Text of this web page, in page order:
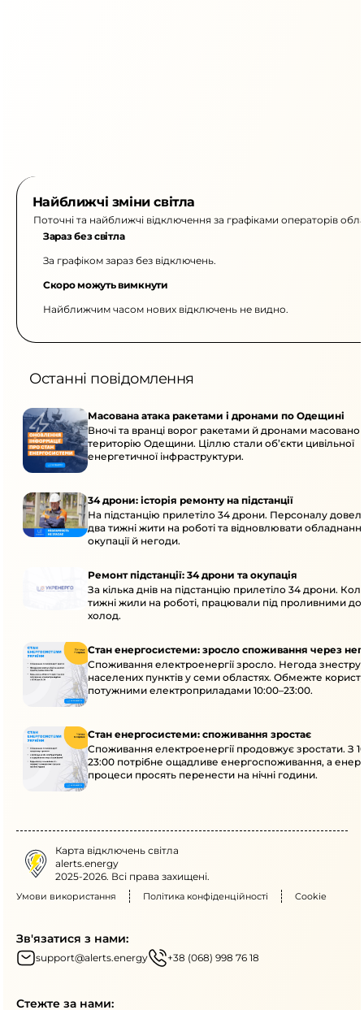
Найближчі зміни світла
Поточні та найближчі відключення за графіками операторів
Зараз без світла
За графіком зараз без відключень.
Скоро можуть вимкнути
Найближчим часом нових відключень не видно.
Останні повідомлення
Масована атака ракетами і дронами по Одещині
Вночі та вранці ворог ракетами й дронами масовано
територію Одещини. Ціллю стали об’єкти цивільної
енергетичної інфраструктури.
34 дрони: історія ремонту на підстанції
На підстанцію прилетіло 34 дрони. Персоналу
два тижні жити на роботі та відновлювати
окупації й негоди.
Ремонт підстанції: 34 дрони та окупація
За кілька днів на підстанцію прилетіло 34 дрони.
тижні жили на роботі, працювали під проливними
холод.
Стан енергосистеми: зросло споживання через
Споживання електроенергії зросло. Негода
населених пунктів у семи областях. Обмежте
потужними електроприладами 10:00–23:00.
Стан енергосистеми: споживання зростає
Споживання електроенергії продовжує зростати. З
23:00 потрібне ощадливе енергоспоживання, а
процеси просять перенести на нічні години.
Карта відключень світла
alerts.energy
2025-2026. Всі права захищені.
Умови використання Політика конфіденційності Cookie
Зв'язатися з нами:
support@alerts.energy +38 (068) 998 76 18
Стежте за нами: